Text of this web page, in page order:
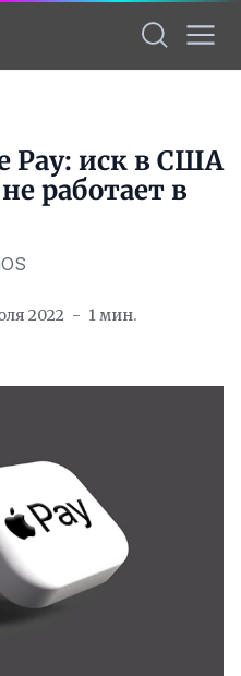
Pay: иск в США
работает в
2022
1 мин.